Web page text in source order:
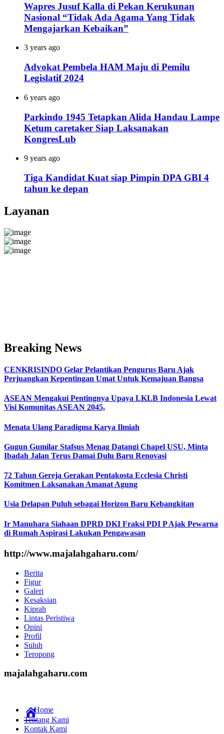
Wapres Jusuf Kalla di Pekan Kerukunan
Nasional “Tidak Ada Agama Yang Tidak
Mengajarkan Kebaikan”
3 years ago
Advokat Pembela HAM Maju di Pemilu
Legislatif 2024
6 years ago
Parkindo 1945 Tetapkan Alida Handau Lampe
Ketum caretaker Siap Laksanakan
KongresLub
9 years ago
Tiga Kandidat Kuat siap Pimpin DPA GBI 4
tahun ke depan
Layanan
Breaking News
CENKRISINDO Gelar Pelantikan Pengurus Baru Ajak
Perjuangkan Kepentingan Umat Untuk Kemajuan Bangsa
ASEAN Mengakui Pentingnya Upaya LKLB Indonesia Lewat
Visi Komunitas ASEAN 2045,
Menata Ulang Paradigma Karya Ilmiah
Gugun Gumilar Stafsus Menag Datangi Chapel USU, Minta
Ibadah Jalan Terus Damai Dulu Baru Renovasi
72 Tahun Gereja Gerakan Pentakosta Ecclesia Christi
Komitmen Laksanakan Amanat Agung
Usia Delapan Puluh sebagai Horizon Baru Kebangkitan
Ir Manuhara Siahaan DPRD DKI Fraksi PDI P Ajak Pewarna
di Rumah Aspirasi Lakukan Pengawasan
http://www.majalahgaharu.com/
Berita
Figur
Galeri
Kesaksian
Kiprah
Lintas Peristiwa
Opini
Profil
Suluh
Teropong
majalahgaharu.com
Home
Tentang Kami
Kontak Kami